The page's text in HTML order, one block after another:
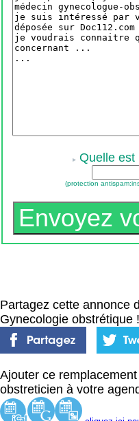
Quelle est
(protection
Partagez cette annonce
Gynecologie obstrétique
Ajouter ce
obstreticien à votre